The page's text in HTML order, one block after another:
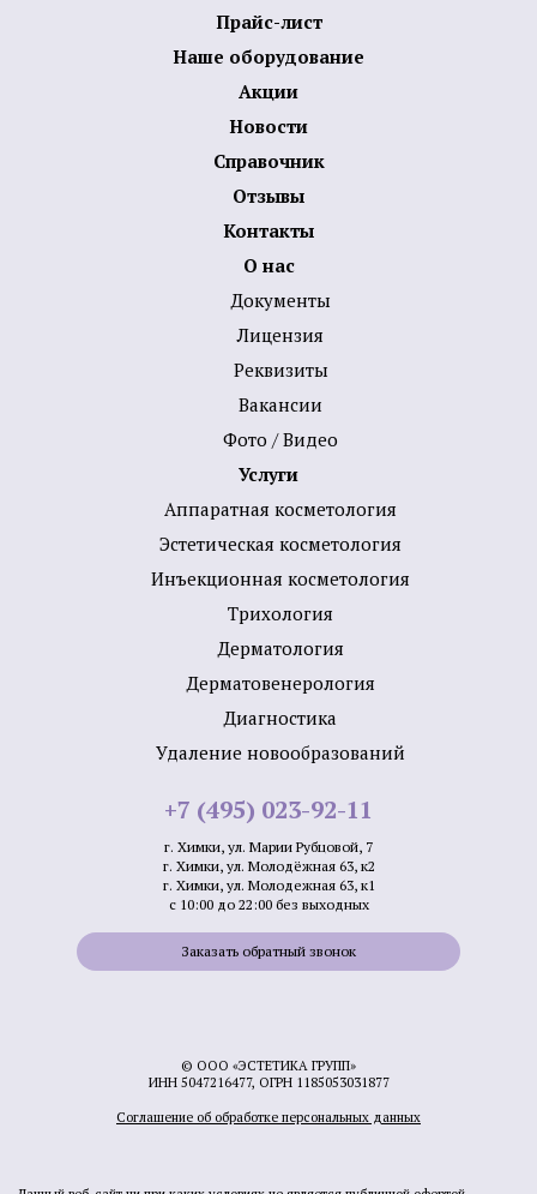
Прайс-лист
Наше оборудование
Акции
Новости
Справочник
Отзывы
Контакты
О нас
Документы
Лицензия
Реквизиты
Вакансии
Фото / Видео
Услуги
Аппаратная косметология
Эстетическая косметология
Инъекционная косметология
Трихология
Дермато­логия
Дерматовенерология
Диагностика
Удаление новообразований
+7 (495) 023-92-11
г. Химки, ул. Марии Рубцовой, 7
г. Химки, ул. Молодёжная 63, к2
г. Химки, ул. Молодежная 63, к1
с 10:00 до 22:00 без выходных
Заказать обратный звонок
© ООО «ЭСТЕТИКА ГРУПП»
ИНН 5047216477, ОГРН 1185053031877
Соглашение об обработке персональных данных